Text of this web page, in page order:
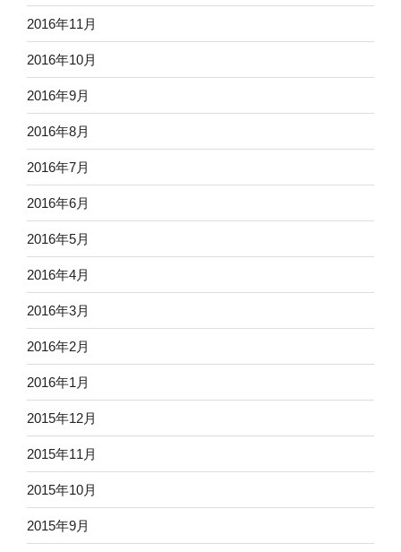
2016年11月
2016年10月
2016年9月
2016年8月
2016年7月
2016年6月
2016年5月
2016年4月
2016年3月
2016年2月
2016年1月
2015年12月
2015年11月
2015年10月
2015年9月